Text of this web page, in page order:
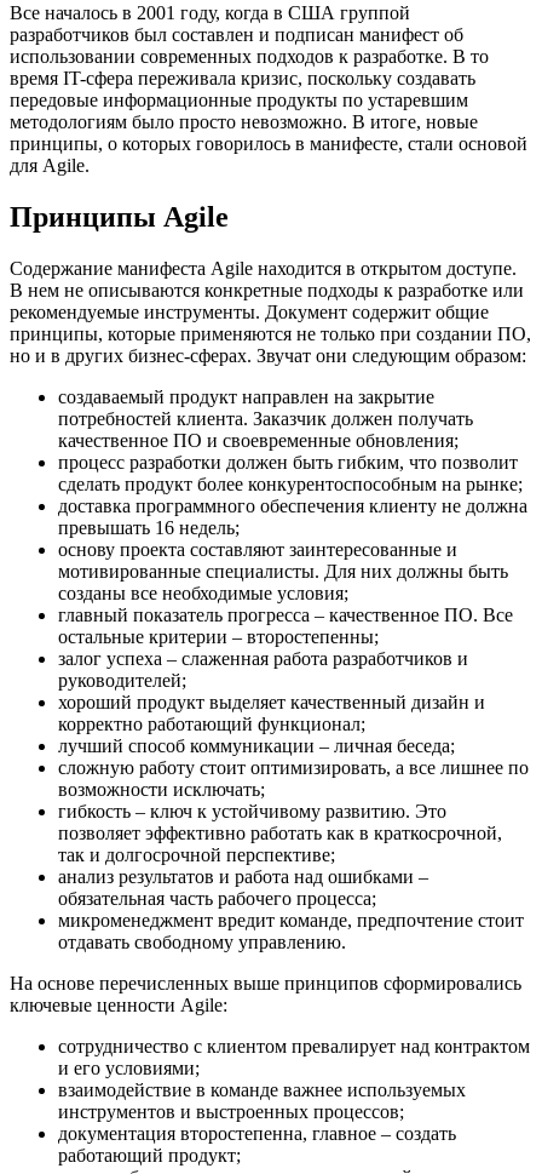
Все началось в 2001 году, когда в США группой
разработчиков был составлен и подписан манифест об
использовании современных подходов к разработке. В то
время IT-сфера переживала кризис, поскольку создавать
передовые информационные продукты по устаревшим
методологиям было просто невозможно. В итоге, новые
принципы, о которых говорилось в манифесте, стали основой
для Agile.
Принципы Agile
Содержание манифеста Agile находится в открытом доступе.
В нем не описываются конкретные подходы к разработке или
рекомендуемые инструменты. Документ содержит общие
принципы, которые применяются не только при создании ПО,
но и в других бизнес-сферах. Звучат они следующим образом:
создаваемый продукт направлен на закрытие
потребностей клиента. Заказчик должен получать
качественное ПО и своевременные обновления;
процесс разработки должен быть гибким, что позволит
сделать продукт более конкурентоспособным на рынке;
доставка программного обеспечения клиенту не должна
превышать 16 недель;
основу проекта составляют заинтересованные и
мотивированные специалисты. Для них должны быть
созданы все необходимые условия;
главный показатель прогресса – качественное ПО. Все
остальные критерии – второстепенны;
залог успеха – слаженная работа разработчиков и
руководителей;
хороший продукт выделяет качественный дизайн и
корректно работающий функционал;
лучший способ коммуникации – личная беседа;
сложную работу стоит оптимизировать, а все лишнее по
возможности исключать;
гибкость – ключ к устойчивому развитию. Это
позволяет эффективно работать как в краткосрочной,
так и долгосрочной перспективе;
анализ результатов и работа над ошибками –
обязательная часть рабочего процесса;
микроменеджмент вредит команде, предпочтение стоит
отдавать свободному управлению.
На основе перечисленных выше принципов сформировались
ключевые ценности Agile:
сотрудничество с клиентом превалирует над контрактом
и его условиями;
взаимодействие в команде важнее используемых
инструментов и выстроенных процессов;
документация второстепенна, главное – создать
работающий продукт;